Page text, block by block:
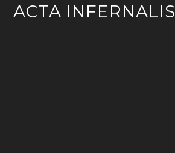
ACTA INFERNALIS